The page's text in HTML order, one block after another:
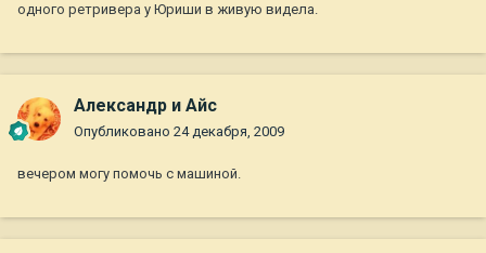
одного ретривера у Юриши в живую видела.
Александр и Айс
Опубликовано 24 декабря, 2009
вечером могу помочь с машиной.